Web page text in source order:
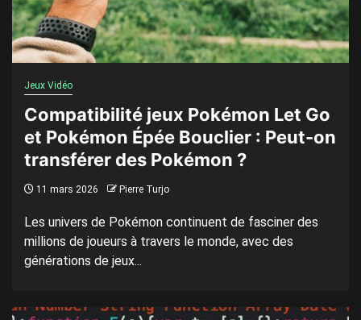
Jeux Vidéo
Compatibilité jeux Pokémon Let Go
et Pokémon Épée Bouclier : Peut-on
transférer des Pokémon ?
11 mars 2026 Pierre Turjo
Les univers de Pokémon continuent de fasciner des
millions de joueurs à travers le monde, avec des
générations de jeux...